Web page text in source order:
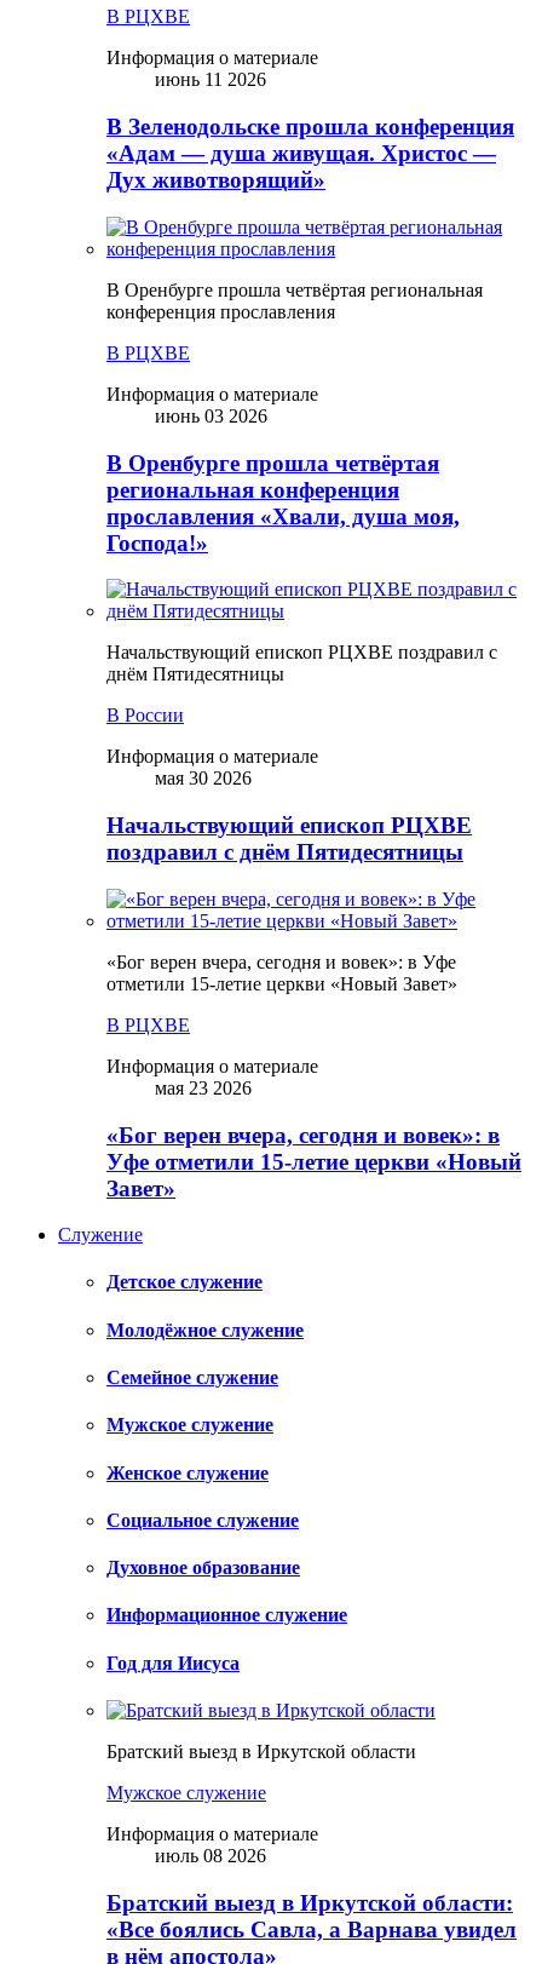
В РЦХВЕ
Информация о материале
июнь 11 2026
В Зеленодольске прошла конференция
«Адам — душа живущая. Христос —
Дух животворящий»
В Оренбурге прошла четвёртая региональная
конференция прославления
В РЦХВЕ
Информация о материале
июнь 03 2026
В Оренбурге прошла четвёртая
региональная конференция
прославления «Хвали, душа моя,
Господа!»
Начальствующий епископ РЦХВЕ поздравил с
днём Пятидесятницы
В России
Информация о материале
мая 30 2026
Начальствующий епископ РЦХВЕ
поздравил с днём Пятидесятницы
«Бог верен вчера, сегодня и вовек»: в Уфе
отметили 15-летие церкви «Новый Завет»
В РЦХВЕ
Информация о материале
мая 23 2026
«Бог верен вчера, сегодня и вовек»: в
Уфе отметили 15-летие церкви «Новый
Завет»
Служение
Детское служение
Молодёжное служение
Семейное служение
Мужское служение
Женское служение
Социальное служение
Духовное образование
Информационное служение
Год для Иисуса
Братский выезд в Иркутской области
Мужское служение
Информация о материале
июль 08 2026
Братский выезд в Иркутской области:
«Все боялись Савла, а Варнава увидел
в нём апостола»